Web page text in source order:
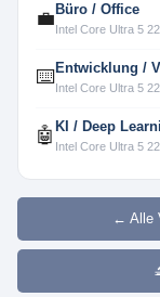
💼 Büro / Office
Intel Core Ultra 5
⌨️ Entwicklung /
Intel Core Ultra 5
🤖 KI / Deep
Intel Core Ultra 5
← Alle